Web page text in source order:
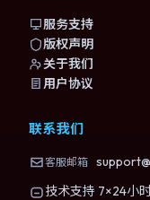
服务支持
版权声明
关于我们
用户协议
联系我们
客服邮箱
技术支持 7×24小